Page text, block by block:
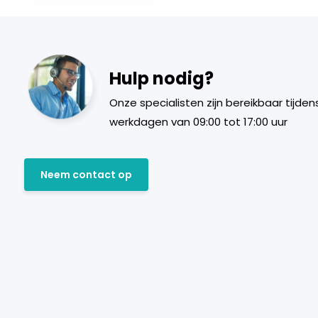
Hulp nodig?
Onze specialisten zijn bereikbaar
werkdagen van 09:00 tot 17:00 uur
Neem contact op